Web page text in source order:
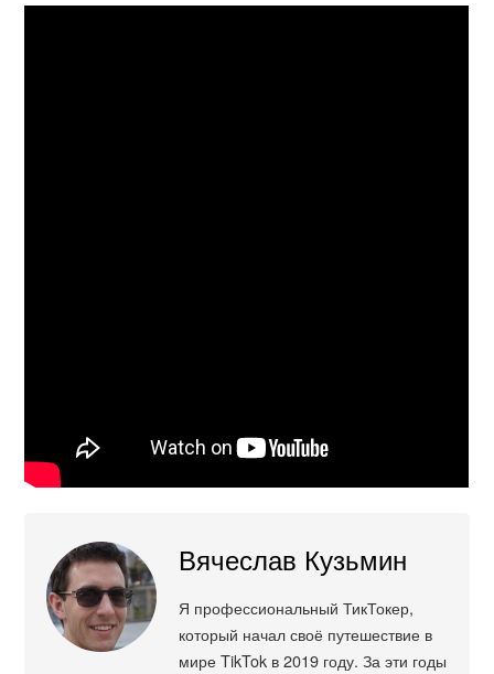
Вячеслав Кузьмин
Я профессиональный ТикТокер,
который начал своё путешествие в
мире TikTok в 2019 году. За эти годы